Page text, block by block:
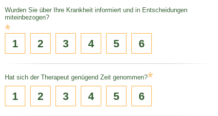
Wurden Sie über Ihre Krankheit informiert und in Entscheidungen
miteinbezogen?
*
1 2 3 4 5 6
Hat sich der Therapeut genügend Zeit genommen?*
1 2 3 4 5 6